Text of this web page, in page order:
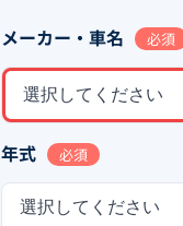
メーカー・車名 必須
選択してください
年式 必須
選択してください